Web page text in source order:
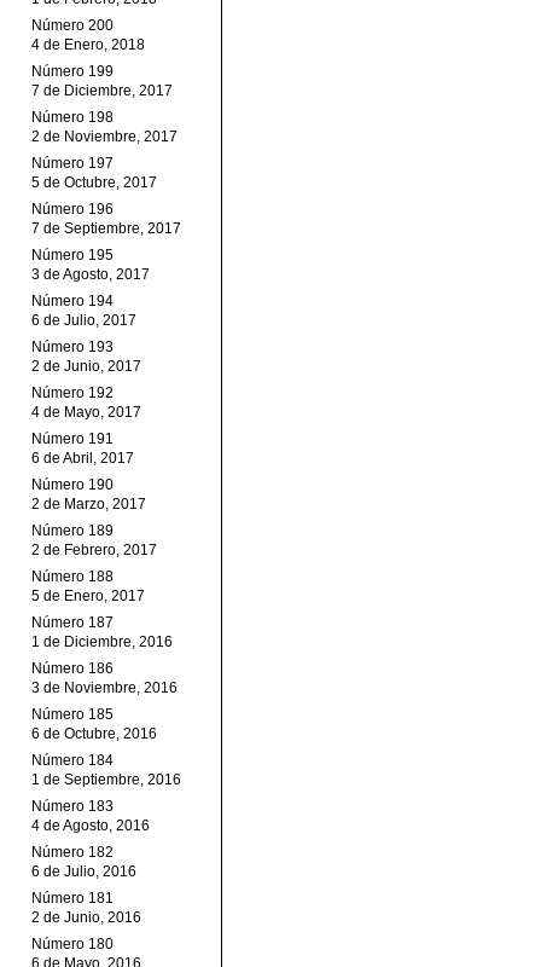
Número 200
4 de Enero, 2018
Número 199
7 de Diciembre, 2017
Número 198
2 de Noviembre, 2017
Número 197
5 de Octubre, 2017
Número 196
7 de Septiembre, 2017
Número 195
3 de Agosto, 2017
Número 194
6 de Julio, 2017
Número 193
2 de Junio, 2017
Número 192
4 de Mayo, 2017
Número 191
6 de Abril, 2017
Número 190
2 de Marzo, 2017
Número 189
2 de Febrero, 2017
Número 188
5 de Enero, 2017
Número 187
1 de Diciembre, 2016
Número 186
3 de Noviembre, 2016
Número 185
6 de Octubre, 2016
Número 184
1 de Septiembre, 2016
Número 183
4 de Agosto, 2016
Número 182
6 de Julio, 2016
Número 181
2 de Junio, 2016
Número 180
6 de Mayo, 2016